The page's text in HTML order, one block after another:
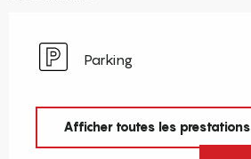
Parking
Afficher toutes les prestations